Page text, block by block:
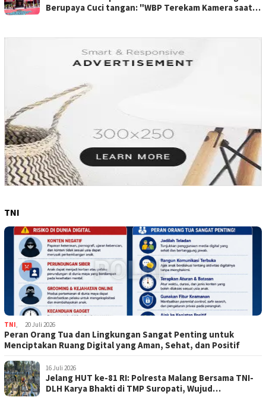
Berupaya Cuci tangan: "WBP Terekam Kamera saat
TNI
TNI, 20 Juli 2026
Peran Orang Tua dan Lingkungan Sangat Penting untuk
Menciptakan Ruang Digital yang Aman, Sehat, dan Positif
16 Juli 2026
Jelang HUT ke-81 RI: Polresta Malang Bersama TNI-
DLH Karya Bhakti di TMP Suropati, Wujud